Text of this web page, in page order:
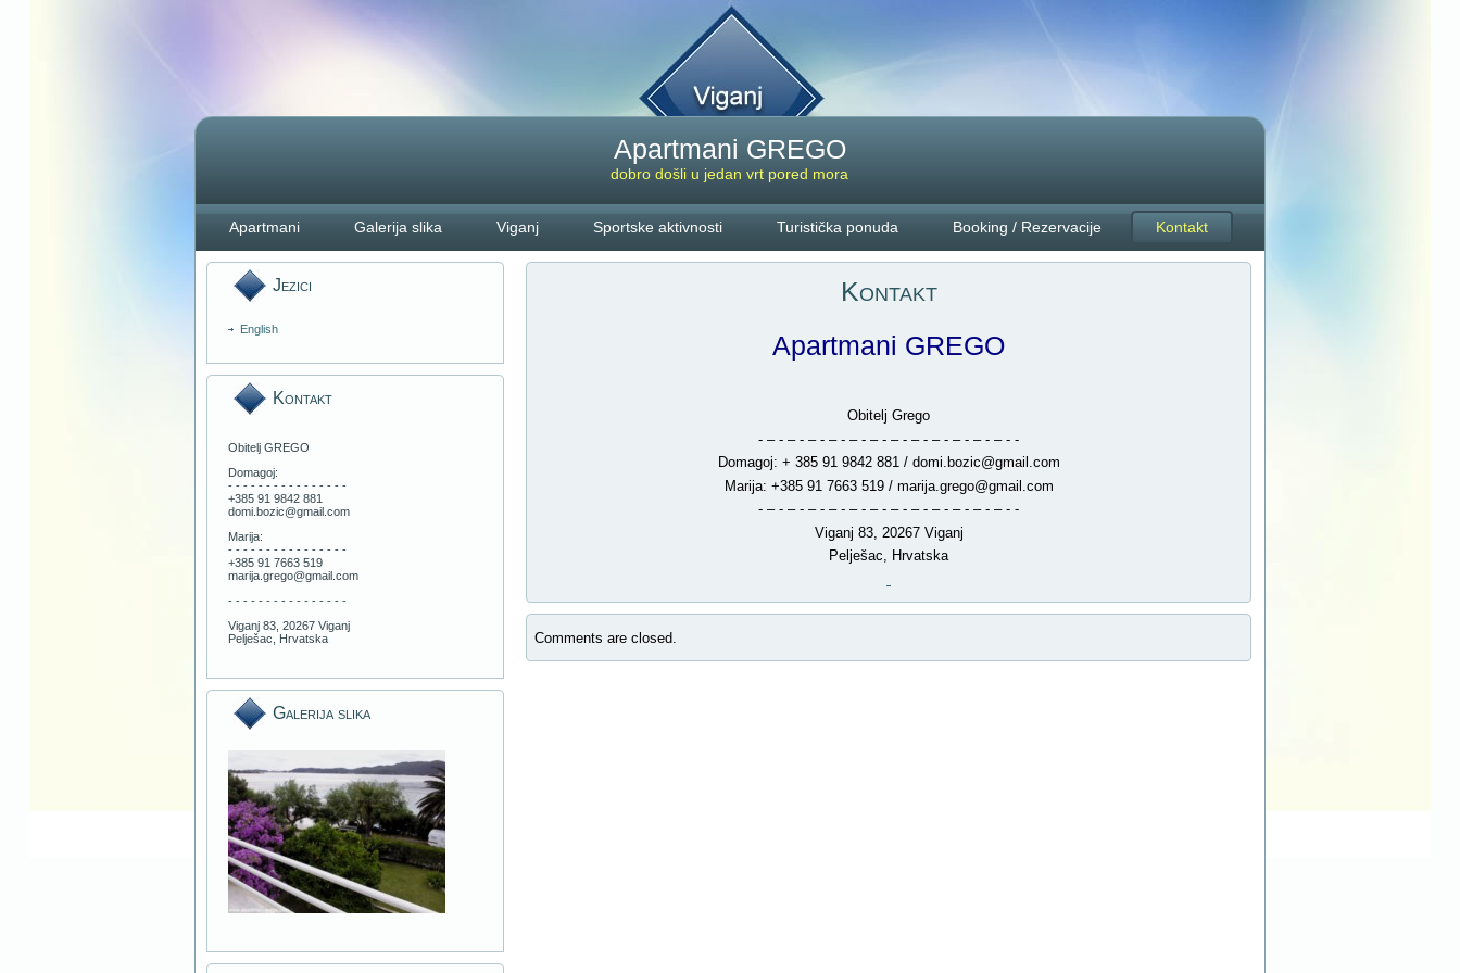
Apartmani GREGO
dobro došli u jedan vrt pored mora
Apartmani Galerija slika Viganj Sportske aktivnosti Turistička ponuda Booking / Rezervacije Kontakt
Jezici
English
Kontakt
Obitelj GREGO
Domagoj:
- - - - - - - - - - - - - - - -
+385 91 9842 881
domi.bozic@gmail.com
Marija:
- - - - - - - - - - - - - - - -
+385 91 7663 519
marija.grego@gmail.com
- - - - - - - - - - - - - - - -
Viganj 83, 20267 Viganj
Pelješac, Hrvatska
Galerija slika
Kontakt
Apartmani GREGO
Obitelj Grego
- – - – - – - – - – - – - – - – - – - – - – - – - -
Domagoj: + 385 91 9842 881 / domi.bozic@gmail.com
Marija: +385 91 7663 519 / marija.grego@gmail.com
- – - – - – - – - – - – - – - – - – - – - – - – - -
Viganj 83, 20267 Viganj
Pelješac, Hrvatska
Comments are closed.